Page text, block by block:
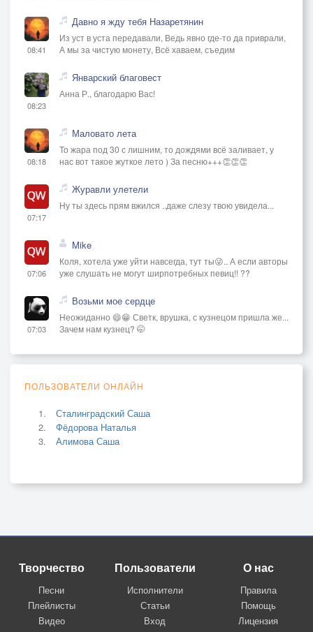
08:41
Давно я жду тебя Назаретянин
Из уст в уста передавали, Ведь явно где-то да приврали,
А мы за чистую монету, Всё хаваем, съедим
08:23
Январский благовест
Анна Р., благодарю Вас!
08:18
Маловато лета
То жара под 30 с лишним, то дождями всё заливает, у
нас вот такое жуткое лето ) За песню+++👏👏👏
07:17
Журавли улетели
Ну ты здесь прям вжился ..даже слезу твою увидела...
07:06
Mike
Коля, хотела уже уйти навсегда, тут ты😜.. А если авторы
уже слушать не могут ширпотребных певиц!! ??
07:03
Возьми мое сердце
Неожиданно 😄😁 Светк, врушка, с кузнецом пришла же...
Зачем нам кузнец? 🤭
ПОЛЬЗОВАТЕЛИ ОНЛАЙН
Сталинградский Саша
Фёдорова Наталья
Алимова Саша
Творчество
Песни
Плейлисты
Видео
Пользователи
Исполнители
Статьи
Вход
О нас
Правила
Помощь
Лицензия